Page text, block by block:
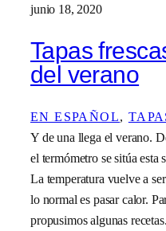
junio 18, 2020
Tapas
del verano
EN ESPAÑOL,
Y de una llega el verano.
el termómetro se sitúa esta
La temperatura vuelve a
lo normal es pasar calor.
propusimos algunas